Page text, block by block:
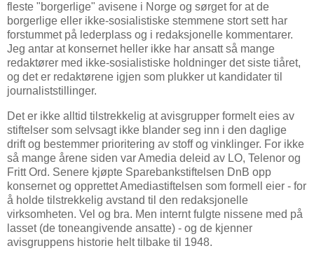
fleste "borgerlige" avisene i Norge og sørget for at de
borgerlige eller ikke-sosialistiske stemmene stort sett har
forstummet på lederplass og i redaksjonelle kommentarer.
Jeg antar at konsernet heller ikke har ansatt så mange
redaktører med ikke-sosialistiske holdninger det siste tiåret,
og det er redaktørene igjen som plukker ut kandidater til
journaliststillinger.
Det er ikke alltid tilstrekkelig at avisgrupper formelt eies av
stiftelser som selvsagt ikke blander seg inn i den daglige
drift og bestemmer prioritering av stoff og vinklinger. For ikke
så mange årene siden var Amedia deleid av LO, Telenor og
Fritt Ord. Senere kjøpte Sparebankstiftelsen DnB opp
konsernet og opprettet Amediastiftelsen som formell eier - for
å holde tilstrekkelig avstand til den redaksjonelle
virksomheten. Vel og bra. Men internt fulgte nissene med på
lasset (de toneangivende ansatte) - og de kjenner
avisgruppens historie helt tilbake til 1948.